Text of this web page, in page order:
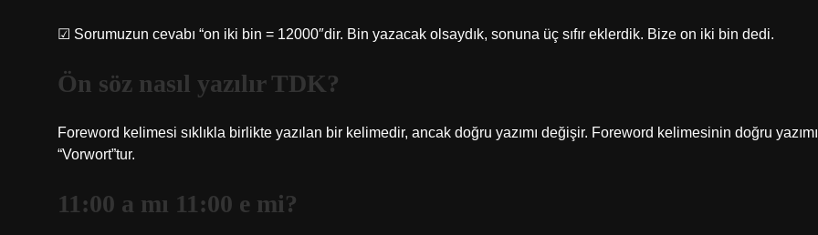
☑︎ Sorumuzun cevabı “on iki bin = 12000″dir. Bin yazacak olsaydık, sonuna üç sıfır eklerdik. Bize on iki bin dedi.
Ön söz nasıl yazılır TDK?
Foreword kelimesi sıklıkla birlikte yazılan bir kelimedir, ancak doğru yazımı değişir. Foreword kelimesinin doğru yazımı
“Vorwort”tur.
11:00 a mı 11:00 e mi?